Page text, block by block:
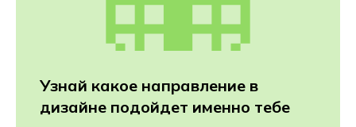
Узнай какое направление в
дизайне подойдет именно тебе